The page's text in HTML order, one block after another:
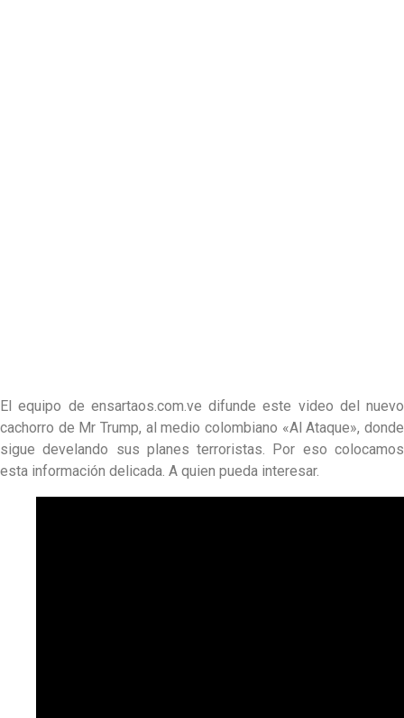
El equipo de ensartaos.com.ve difunde este video del nuevo
cachorro de Mr Trump, al medio colombiano «Al Ataque», donde
sigue develando sus planes terroristas. Por eso colocamos
esta información delicada. A quien pueda interesar.